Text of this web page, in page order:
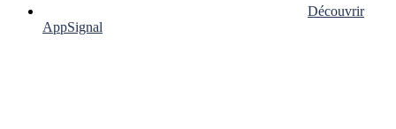
Découvrir
AppSignal